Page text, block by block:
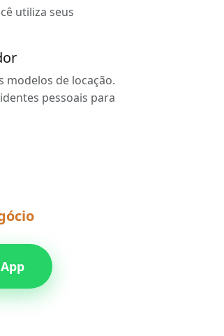
utiliza seus
modelos de locação.
pessoais para